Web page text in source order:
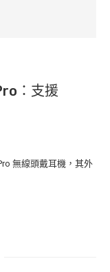
：支援
無線頭戴耳機，其外